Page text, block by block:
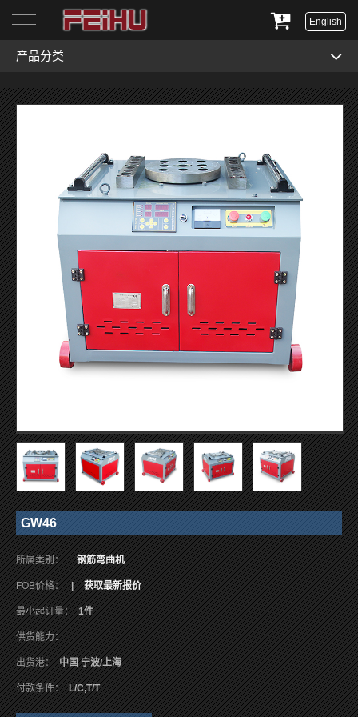
English
产品分类
GW46
所属类别： 钢筋弯曲机
FOB价格： | 获取最新报价
最小起订量： 1件
供货能力：
出货港： 中国 宁波/上海
付款条件： L/C,T/T
首页
关于我们
服务与支持
联系我们